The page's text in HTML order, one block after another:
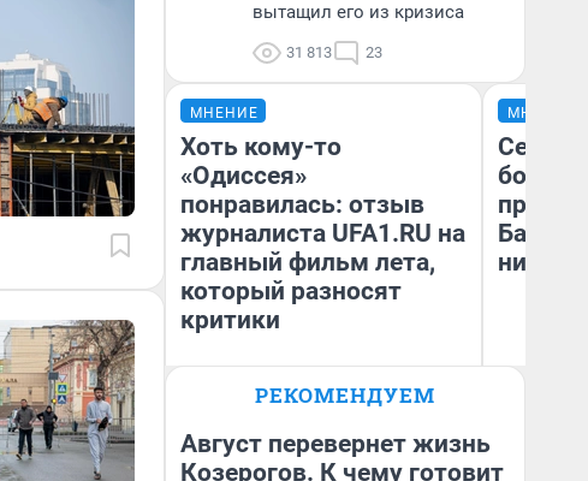
вытащил его из кризиса
31 813 23
МНЕНИЕ
Хоть кому-то
«Одиссея»
понравилась: отзыв
журналиста UFA1.RU на
главный фильм лета,
который разносят
критики
Антон Селиверстов
Журналист UFA1.RU
МНЕНИЕ
Север
них
РЕКОМЕНДУЕМ
Август перевернет жизнь
Козерогов. К чему готовит